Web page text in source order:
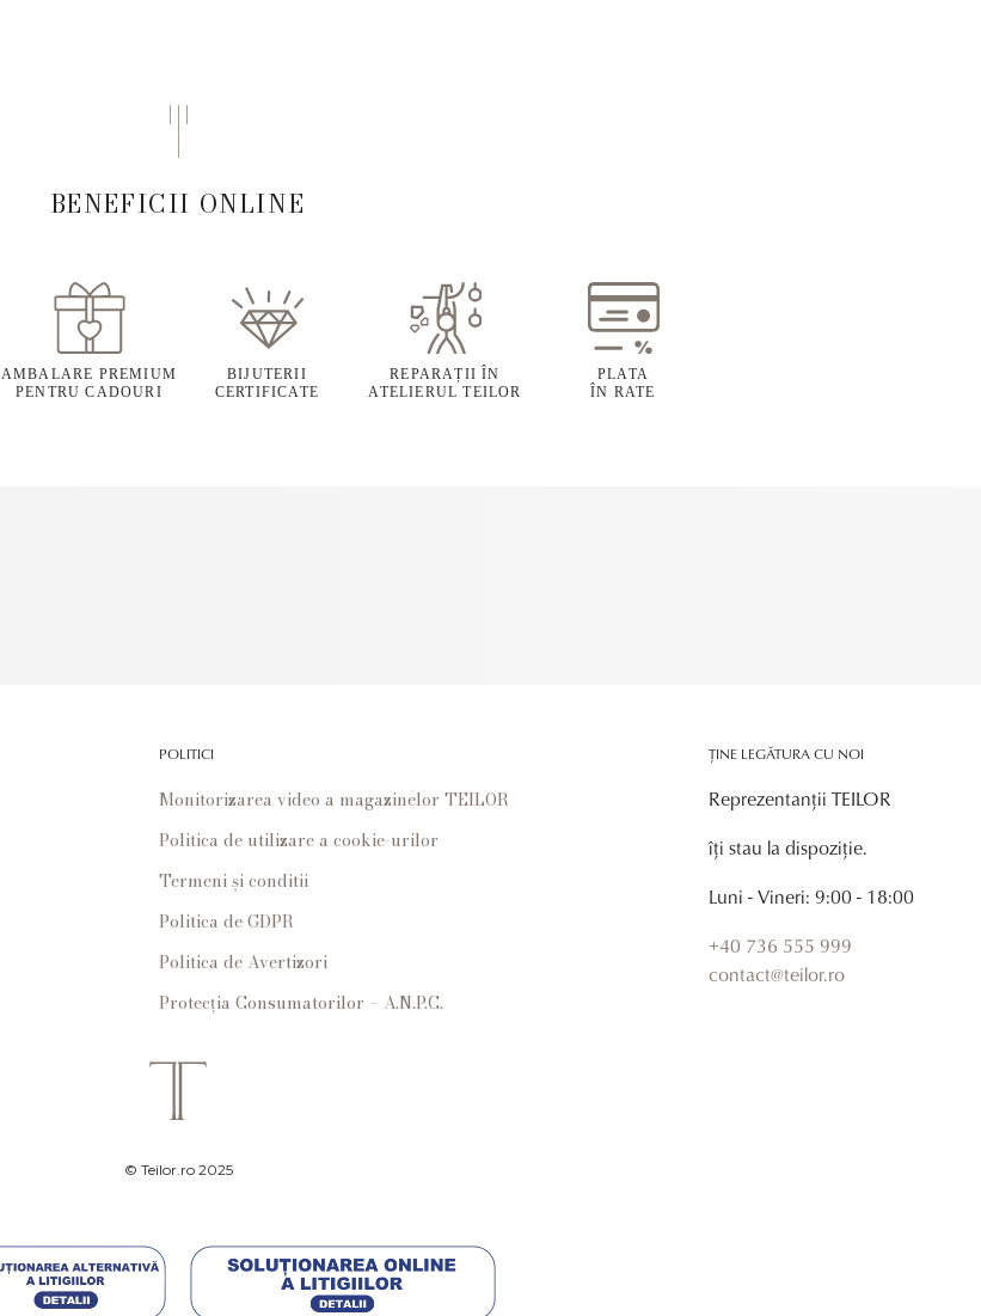
BENEFICII ONLINE
AMBALARE PREMIUM
PENTRU CADOURI
BIJUTERII
CERTIFICATE
REPARAȚII ÎN
ATELIERUL TEILOR
PLATA
ÎN RATE
POLITICI
Monitorizarea video a magazinelor TEILOR
Politica de utilizare a cookie-urilor
Termeni și conditii
Politica de GDPR
Politica de Avertizori
Protecția Consumatorilor – A.N.P.C.
ȚINE LEGĂTURA CU NOI
Reprezentanții TEILOR
îți stau la dispoziție.
Luni - Vineri: 9:00 - 18:00
+40 736 555 999
contact@teilor.ro
© Teilor.ro 2025